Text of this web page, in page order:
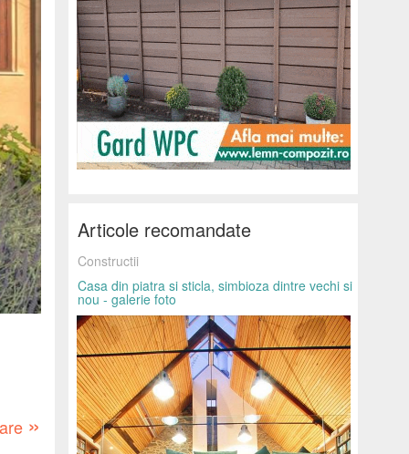
»
Articole recomandate
Constructii
Casa din piatra si sticla, simbioza dintre vechi si
nou - galerie foto